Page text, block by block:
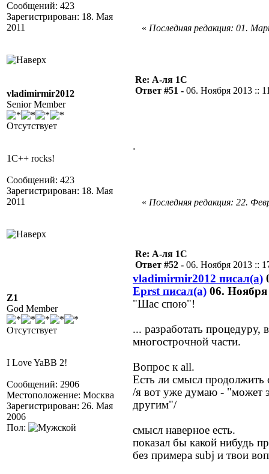
Сообщений: 423
Зарегистрирован: 18. Мая
2011
« Последняя редакция: 01.
vladimirmir2012
Senior Member
Отсутствует
1C++ rocks!
Сообщений: 423
Зарегистрирован: 18. Мая
2011
Re: А-ля 1С
Ответ #51 - 06. Ноября 2013 ::
.
« Последняя редакция: 22.
Z1
God Member
Отсутствует
I Love YaBB 2!
Сообщений: 2906
Местоположение: Москва
Зарегистрирован: 26. Мая
2006
Пол:
Re: А-ля 1С
Ответ #52 - 06. Ноября 2013 ::
vladimirmir2012 писал(а)
Eprst писал(а) 06.
"Шас спою"!
... разработать
многострочной части.
Вопрос к all.
Есть ли смысл продолжить
/я вот уже думаю - "может
другим"/
смысл наверное есть.
показал бы какой нибудь
без примера subj и твои